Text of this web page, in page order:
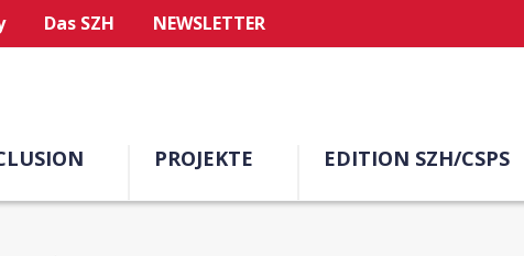
Das SZH NEWSLETTER
PROJEKTE EDITION SZH/CSPS